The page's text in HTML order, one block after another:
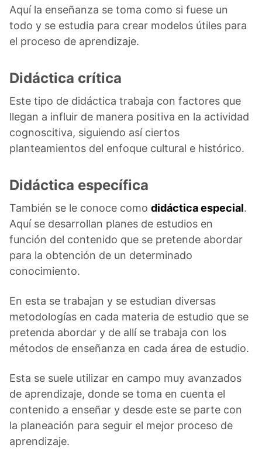
Aquí la enseñanza se toma como si fuese un
todo y se estudia para crear modelos útiles para
el proceso de aprendizaje.
Didáctica crítica
Este tipo de didáctica trabaja con factores que
llegan a influir de manera positiva en la actividad
cognoscitiva, siguiendo así ciertos
planteamientos del enfoque cultural e histórico.
Didáctica específica
También se le conoce como didáctica especial.
Aquí se desarrollan planes de estudios en
función del contenido que se pretende abordar
para la obtención de un determinado
conocimiento.
En esta se trabajan y se estudian diversas
metodologías en cada materia de estudio que se
pretenda abordar y de allí se trabaja con los
métodos de enseñanza en cada área de estudio.
Esta se suele utilizar en campo muy avanzados
de aprendizaje, donde se toma en cuenta el
contenido a enseñar y desde este se parte con
la planeación para seguir el mejor proceso de
aprendizaje.